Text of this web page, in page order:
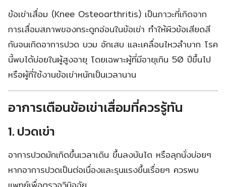
ข้อเข่าเสื่อม (Knee Osteoarthritis) เป็นภาวะที่เกิดจาก
การเสื่อมสภาพของกระดูกอ่อนในข้อเข่า ทำให้ผิวข้อเสียดสี
กันจนเกิดอาการปวด บวม อักเสบ และเคลื่อนไหวลำบาก โรค
นี้พบได้บ่อยในผู้สูงอายุ โดยเฉพาะผู้ที่มีอายุเกิน 50 ปีขึ้นไป
หรือผู้ที่ใช้งานข้อเข่าหนักเป็นเวลานาน
อาการเตือนข้อเข่าเสื่อมที่ควรรู้ทัน
1. ปวดเข่า
อาการปวดมักเกิดขึ้นเวลาเดิน ขึ้นลงบันได หรือลุกนั่งบ่อยๆ
หากอาการปวดเป็นต่อเนื่องและรุนแรงขึ้นเรื่อยๆ ควรพบ